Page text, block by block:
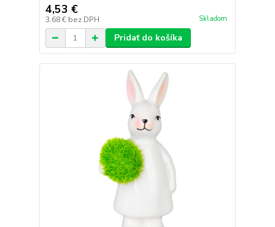
4,53 €
3,68 € bez DPH Skladom
Pridať do košíka